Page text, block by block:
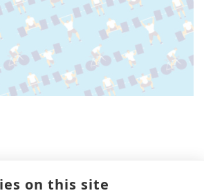
リング）をしてきたので比較的健康な
on this site